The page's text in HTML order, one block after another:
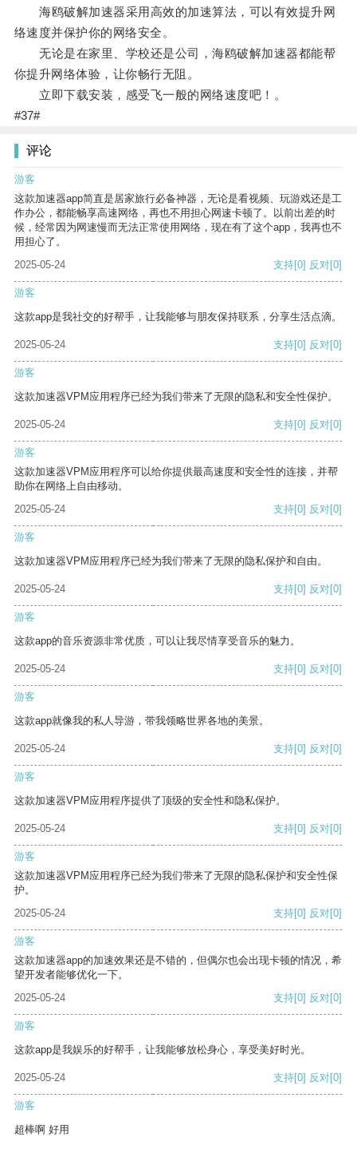
海鸥破解加速器采用高效的加速算法，可以有效提升网
络速度并保护你的网络安全。
无论是在家里、学校还是公司，海鸥破解加速器都能帮
你提升网络体验，让你畅行无阻。
立即下载安装，感受飞一般的网络速度吧！。
#37#
评论
游客
这款加速器app简直是居家旅行必备神器，无论是看视频、玩游戏还是工
作办公，都能畅享高速网络，再也不用担心网速卡顿了。以前出差的时
候，经常因为网速慢而无法正常使用网络，现在有了这个app，我再也不
用担心了。
2025-05-24
支持[0] 反对[0]
游客
这款app是我社交的好帮手，让我能够与朋友保持联系，分享生活点滴。
2025-05-24 支持[0] 反对[0]
游客
这款加速器VPM应用程序已经为我们带来了无限的隐私和安全性保护。
2025-05-24 支持[0] 反对[0]
游客
这款加速器VPM应用程序可以给你提供最高速度和安全性的连接，并帮
助你在网络上自由移动。
2025-05-24
支持[0] 反对[0]
游客
这款加速器VPM应用程序已经为我们带来了无限的隐私保护和自由。
2025-05-24 支持[0] 反对[0]
游客
这款app的音乐资源非常优质，可以让我尽情享受音乐的魅力。
2025-05-24 支持[0] 反对[0]
游客
这款app就像我的私人导游，带我领略世界各地的美景。
2025-05-24 支持[0] 反对[0]
游客
这款加速器VPM应用程序提供了顶级的安全性和隐私保护。
2025-05-24 支持[0] 反对[0]
游客
这款加速器VPM应用程序已经为我们带来了无限的隐私保护和安全性保
护。
2025-05-24
支持[0] 反对[0]
游客
这款加速器app的加速效果还是不错的，但偶尔也会出现卡顿的情况，希
望开发者能够优化一下。
2025-05-24
支持[0] 反对[0]
游客
这款app是我娱乐的好帮手，让我能够放松身心，享受美好时光。
2025-05-24 支持[0] 反对[0]
游客
超棒啊 好用